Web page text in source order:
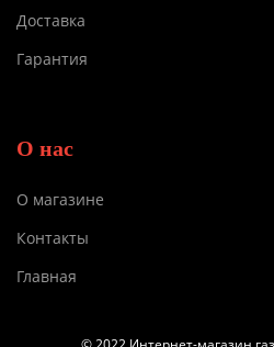
Доставка
Гарантия
О нас
О магазине
Контакты
Главная